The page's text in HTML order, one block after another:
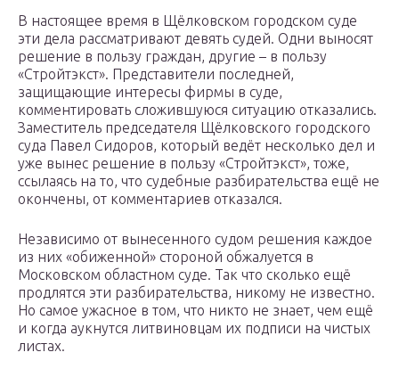
В настоящее время в Щёлковском городском суде
эти дела рассматривают девять судей. Одни выносят
решение в пользу граждан, другие – в пользу
«Стройтэкст». Представители последней,
защищающие интересы фирмы в суде,
комментировать сложившуюся ситуацию отказались.
Заместитель председателя Щёлковского городского
суда Павел Сидоров, который ведёт несколько дел и
уже вынес решение в пользу «Стройтэкст», тоже,
ссылаясь на то, что судебные разбирательства ещё не
окончены, от комментариев отказался.
Независимо от вынесенного судом решения каждое
из них «обиженной» стороной обжалуется в
Московском областном суде. Так что сколько ещё
продлятся эти разбирательства, никому не известно.
Но самое ужасное в том, что никто не знает, чем ещё
и когда аукнутся литвиновцам их подписи на чистых
листах.